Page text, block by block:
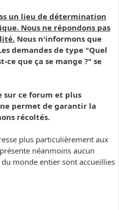
un lieu de détermination
Nous ne répondons pas
Nous n'informons que
demandes de type "Quel
ce que ça se mange ?" se
ce forum et plus
permet de garantir la
récoltés.
plus particulièrement aux
néanmoins aucun
monde entier sont accueillies